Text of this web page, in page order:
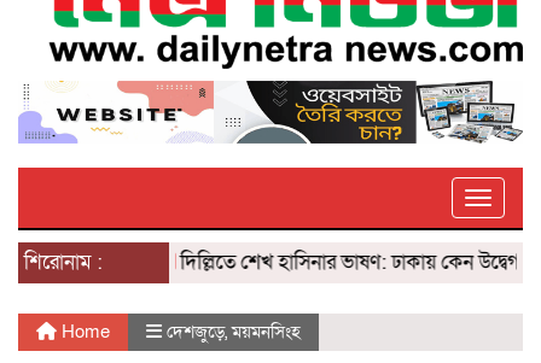
শিরোনাম : দিল্লিতে শেখ হাসিনার ভাষণ: ঢাকায় কেন উদ্বেগ?
Home দেশজুড়ে,ময়মনসিংহ